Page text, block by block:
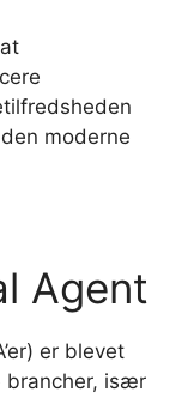
moderne
Agent
er blevet
brancher, især